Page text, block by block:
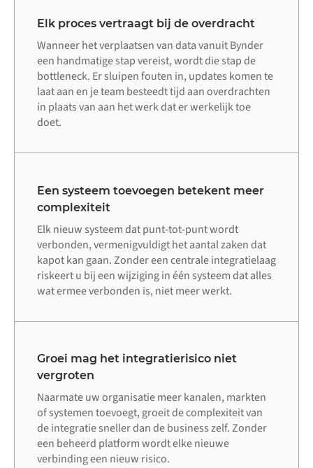
Elk proces vertraagt bij de overdracht
Wanneer het verplaatsen van data vanuit Bynder
een handmatige stap vereist, wordt die stap de
bottleneck. Er sluipen fouten in, updates komen te
laat aan en je team besteedt tijd aan overdrachten
in plaats van aan het werk dat er werkelijk toe
doet.
Een systeem toevoegen betekent meer
complexiteit
Elk nieuw systeem dat punt-tot-punt wordt
verbonden, vermenigvuldigt het aantal zaken dat
kapot kan gaan. Zonder een centrale integratielaag
riskeert u bij een wijziging in één systeem dat alles
wat ermee verbonden is, niet meer werkt.
Groei mag het integratierisico niet
vergroten
Naarmate uw organisatie meer kanalen, markten
of systemen toevoegt, groeit de complexiteit van
de integratie sneller dan de business zelf. Zonder
een beheerd platform wordt elke nieuwe
verbinding een nieuw risico.